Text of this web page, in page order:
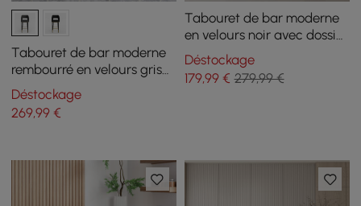
Tabouret de bar moderne
rembourré en velours gris
avec dossier bas et repose-
pieds
Déstockage
269,99 €
Tabouret de bar moderne
en velours noir avec dossier
et repose-pieds
Déstockage
179,99€ 279,99 €